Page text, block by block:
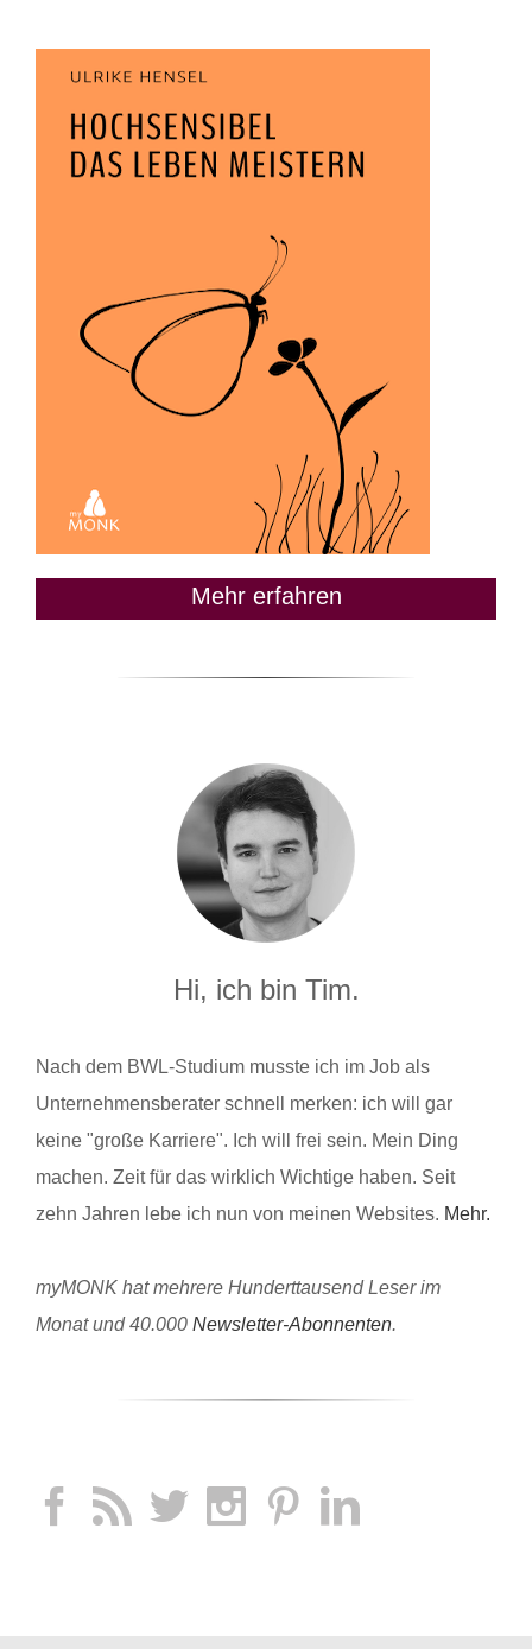
Mehr erfahren
Hi, ich bin Tim.
Nach dem BWL-Studium musste ich im Job als
Unternehmensberater schnell merken: ich will gar
keine "große Karriere". Ich will frei sein. Mein Ding
machen. Zeit für das wirklich Wichtige haben. Seit
zehn Jahren lebe ich nun von meinen Websites. Mehr.
myMONK hat mehrere Hunderttausend Leser im
Monat und 40.000 Newsletter-Abonnenten.